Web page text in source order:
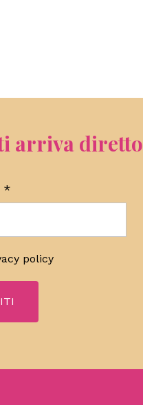
arriva diretto
*
policy